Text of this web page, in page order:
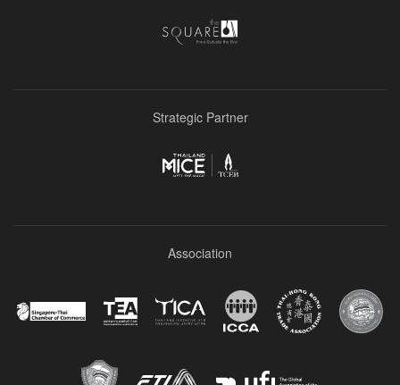
Strategic Partner
Association